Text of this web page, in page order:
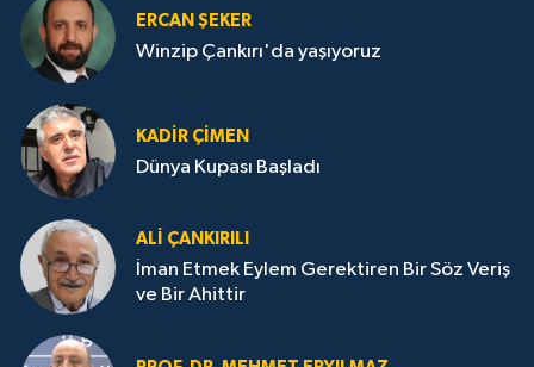
ERCAN ŞEKER
Winzip Çankırı'da yaşıyoruz
KADIR ÇIMEN
Dünya Kupası Başladı
ALI ÇANKIRILI
İman Etmek Eylem Gerektiren Bir Söz Veriş
ve Bir Ahittir